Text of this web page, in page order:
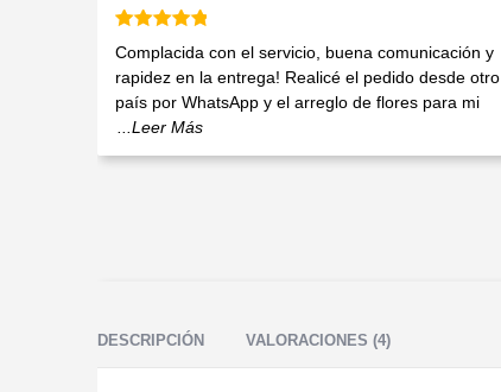
Valorado en de 5
Complacida con el servicio, buena comunicación y
rapidez en la entrega! Realicé el pedido desde otro
país por WhatsApp y el arreglo de flores para mi
...Leer Más
DESCRIPCIÓN VALORACIONES (4)